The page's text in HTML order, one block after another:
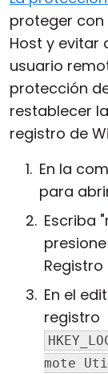
proteger
Host y evitar
usuario
protección
restablecer
registro de
En la
para
Escriba
presione
Registro
En el
registro
mote
Nube y local